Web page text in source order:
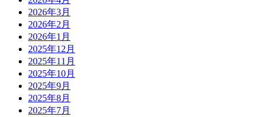
2026年3月
2026年2月
2026年1月
2025年12月
2025年11月
2025年10月
2025年9月
2025年8月
2025年7月